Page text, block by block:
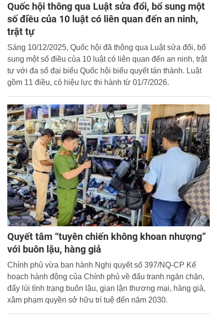
Quốc hội thông qua Luật sửa đổi, bổ sung một
số điều của 10 luật có liên quan đến an ninh,
trật tự
Sáng 10/12/2025, Quốc hội đã thông qua Luật sửa đổi, bổ
sung một số điều của 10 luật có liên quan đến an ninh, trật
tự với đa số đại biểu Quốc hội biểu quyết tán thành. Luật
gồm 11 điều, có hiệu lực thi hành từ 01/7/2026.
Quyết tâm “tuyên chiến không khoan nhượng”
với buôn lậu, hàng giả
Chính phủ vừa ban hành Nghị quyết số 397/NQ-CP Kế
hoạch hành động của Chính phủ về đấu tranh ngăn chặn,
đẩy lùi tình trạng buôn lậu, gian lận thương mại, hàng giả,
xâm phạm quyền sở hữu trí tuệ đến năm 2030.